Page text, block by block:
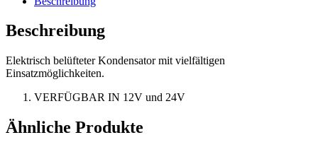
Beschreibung
Elektrisch belüfteter Kondensator mit vielfältigen
Einsatzmöglichkeiten.
VERFÜGBAR IN 12V und 24V
Ähnliche Produkte